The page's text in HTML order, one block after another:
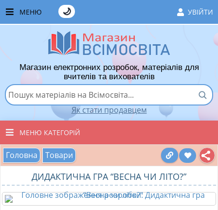
МЕНЮ УВІЙТИ
🌙
ЧАСТІ ЗАПИТАННЯ
ЯК ТУТ КУПУВАТИ
ЯК ТУТ ПРОДАВАТИ
ДОДАТИ РОЗРОБКУ
ВПОДОБАНІ ТОВАРИ
КОШИК
Магазин електронних розробок, матеріалів для
вчителів та вихователів
Як стати продавцем
МЕНЮ КАТЕГОРІЙ
ВСІ ТОВАРИ
ВИХОВАТЕЛЯМ ДНЗ
ПОЧАТКОВІ КЛАСИ
Головна Товари
ДИДАКТИЧНА ГРА “ВЕСНА ЧИ ЛІТО?”